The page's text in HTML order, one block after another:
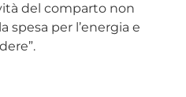
del comparto non
spesa per l’energia e